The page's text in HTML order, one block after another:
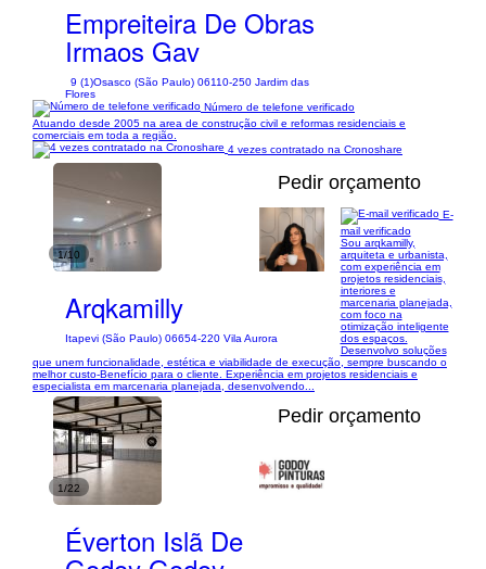
Empreiteira De Obras
Irmaos Gav
9 (1)Osasco (São Paulo) 06110-250 Jardim das
Flores
Número de telefone verificado
Atuando desde 2005 na area de construção civil e reformas residenciais e
comerciais em toda a região.
4 vezes contratado na Cronoshare
1/10
Pedir orçamento
Arqkamilly
Itapevi (São Paulo) 06654-220 Vila Aurora
E-
mail verificado
Sou arqkamilly,
arquiteta e urbanista,
com experiência em
projetos residenciais,
interiores e
marcenaria planejada,
com foco na
otimização inteligente
dos espaços.
Desenvolvo soluções
que unem funcionalidade, estética e viabilidade de execução, sempre buscando o
melhor custo-Benefício para o cliente. Experiência em projetos residenciais e
especialista em marcenaria planejada, desenvolvendo...
1/22
Pedir orçamento
Éverton Islã De